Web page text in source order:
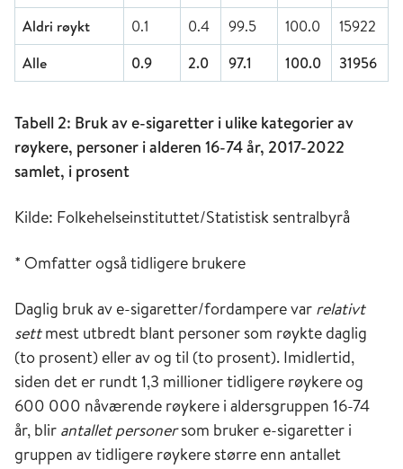
Aldri røykt 0.1 0.4 99.5 100.0
15922
Alle
0.9 2.0 97.1 100.0 31956
Tabell 2: Bruk av e-sigaretter i ulike kategorier av
røykere, personer i alderen 16-74 år, 2017-2022
samlet, i prosent
Kilde: Folkehelseinstituttet/Statistisk sentralbyrå
* Omfatter også tidligere brukere
Daglig bruk av e-sigaretter/fordampere var relativt
settmest utbredt blant personer som røykte daglig
(to prosent) eller av og til (to prosent). Imidlertid,
siden det er rundt 1,3 millioner tidligere røykere og
600 000 nåværende røykere i aldersgruppen 16-74
år, blir antallet personersom bruker e-sigaretter i
gruppen av tidligere røykere større enn antallet